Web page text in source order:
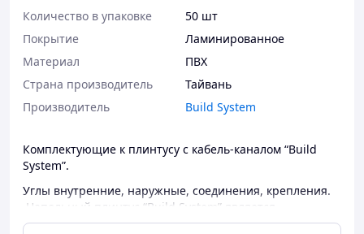
Количество в упаковке
50 шт
Покрытие
Ламинированное
Материал
ПВХ
Страна производитель
Тайвань
Производитель
Build System
Комплектующие к плинтусу с кабель-каналом “Build
System”.
Углы внутренние, наружные, соединения, крепления.
Напольный плинтус “Build System” является
составляющей любого интерьера, которая закрывает